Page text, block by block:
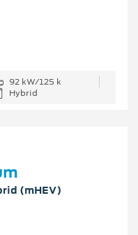
92 kW/125 k
Hybrid
(mHEV)